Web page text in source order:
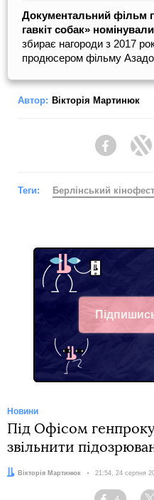
Документальний фільм
гавкіт собак»
збирає нагороди з 2017
продюсером фільму
Автор: Вікторія Мартинюк
Теги: Берлінський
Telegram
Новини
Під Офісом
звільнити
Автор:Вікторія Мартинюк Дата:
21:54, 24 серпня